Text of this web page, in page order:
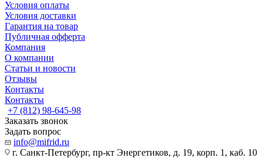
Условия оплаты
Условия доставки
Гарантия на товар
Публичная офферта
Компания
О компании
Статьи и новости
Отзывы
Контакты
Контакты
+7 (812) 98-645-98
Заказать звонок
Задать вопрос
info@mifrid.ru
г. Санкт-Петербург, пр-кт Энергетиков, д. 19, корп. 1, каб. 10